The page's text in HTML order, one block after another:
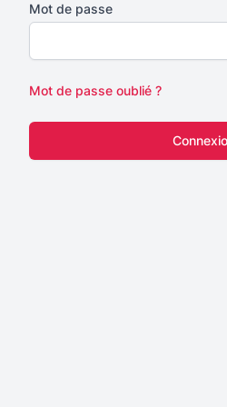
Mot de passe
Mot de passe oublié ?